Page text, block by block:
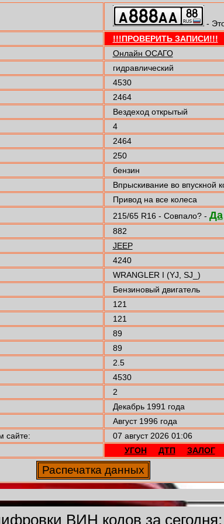
-
!!!ПРОВЕРИТЬ ЗАПИСИ!!!
Онлайн ОСАГО
гидравлический
4530
2464
Вездеход открытый
4
2464
250
бензин
Впрыскивание во впускной
Привод на все колеса
215/65 R16 - Совпало? - Да
882
JEEP
4240
WRANGLER I (YJ, SJ_)
Бензиновый двигатель
121
121
89
89
2.5
4530
2
Декабрь 1991 года
Август 1996 года
сайте:
07 август 2026 01:06
УГОН ДТП ЗАЛОГ
ВИН кодов за сегодня: